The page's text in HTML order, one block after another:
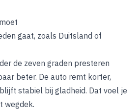
gaat, zoals Duitsland of
de zeven graden presteren
beter. De auto remt korter,
stabiel bij gladheid. Dat voel je
wegdek.